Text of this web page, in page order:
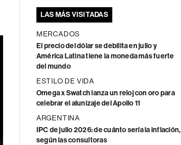
LAS MÁS VISITADAS
MERCADOS
El precio del dólar se debilita en julio y
América Latina tiene la moneda más fuerte
del mundo
ESTILO DE VIDA
Omega x Swatch lanza un reloj con oro para
celebrar el alunizaje del Apollo 11
ARGENTINA
IPC de julio 2026: de cuánto sería la inflación,
según las consultoras